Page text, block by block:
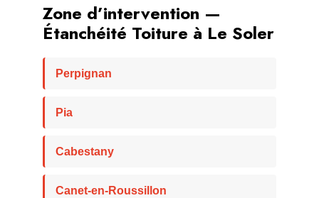
Zone d’intervention —
Étanchéité Toiture à Le Soler
Perpignan
Pia
Cabestany
Canet-en-Roussillon